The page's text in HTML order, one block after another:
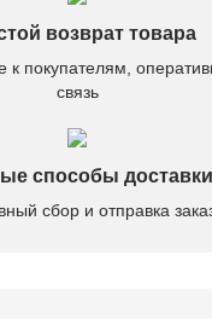
возврат товара
покупателям,
связь
способы доставки
сбор и отправка